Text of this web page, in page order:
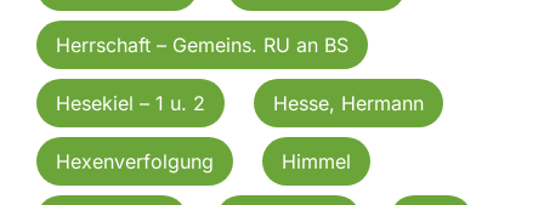
Herrschaft – Gemeins. RU an BS
Hesekiel – 1 u. 2 Hesse, Hermann
Hexenverfolgung Himmel